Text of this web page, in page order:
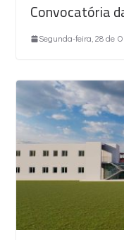
Convocatória
Segunda-feira, 28 de